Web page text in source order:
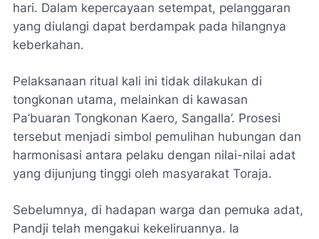
hari. Dalam kepercayaan setempat, pelanggaran
yang diulangi dapat berdampak pada hilangnya
keberkahan.
Pelaksanaan ritual kali ini tidak dilakukan di
tongkonan utama, melainkan di kawasan
Pa’buaran Tongkonan Kaero, Sangalla’. Prosesi
tersebut menjadi simbol pemulihan hubungan dan
harmonisasi antara pelaku dengan nilai-nilai adat
yang dijunjung tinggi oleh masyarakat Toraja.
Sebelumnya, di hadapan warga dan pemuka adat,
Pandji telah mengakui kekeliruannya. Ia